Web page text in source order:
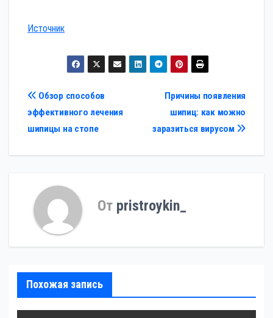
Источник
Навигация
по
записям
Причины появления
шипиц: как можно
заразиться вирусом
Обзор способов
эффективного лечения
шипицы на стопе
От pristroykin_
Похожая запись